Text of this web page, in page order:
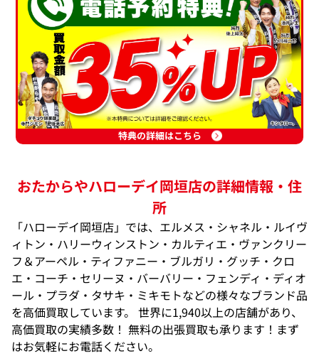
特典の詳細はこちら
おたからやハローデイ岡垣店の詳細情報・住
所
「ハローデイ岡垣店」では、エルメス・シャネル・ルイヴ
ィトン・ハリーウィンストン・カルティエ・ヴァンクリー
フ＆アーペル・ティファニー・ブルガリ・グッチ・クロ
エ・コーチ・セリーヌ・バーバリー・フェンディ・ディオ
ール・プラダ・タサキ・ミキモトなどの様々なブランド品
を高価買取しています。 世界に1,940以上の店舗があり、
高価買取の実績多数！ 無料の出張買取も承ります！まず
はお気軽にお電話ください。